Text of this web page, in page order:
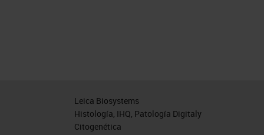
Leica Biosystems
Histología, IHQ, Patología Digitaly
Citogenética